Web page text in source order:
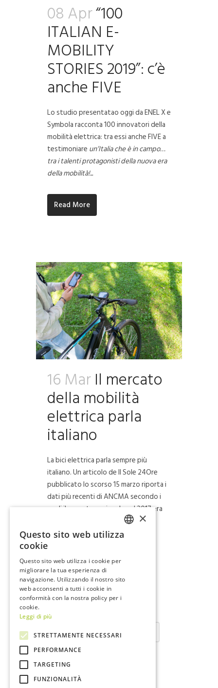
08 Apr“100
ITALIAN E-
MOBILITY
STORIES 2019”: c’è
anche FIVE
Lo studio presentatao oggi da ENEL X e
Symbola racconta 100 innovatori della
mobilità elettrica: tra essi anche FIVE a
testimoniare un’Italia che è in campo…
tra i talenti protagonisti della nuova era
della mobilità!...
Read More
16 MarIl mercato
della mobilità
elettrica parla
italiano
La bici elettrica parla sempre più
italiano. Un articolo de Il Sole 24Ore
pubblicato lo scorso 15 marzo riporta i
dati più recenti di ANCMA secondo i
quali il mercato nazionale nel 2017 era
pari a un milione e 700 mila pezzi
venduti....
Read More
1 2
×
Questo sito web utilizza
cookie
Questo sito web utilizza i cookie per
migliorare la tua esperienza di
navigazione. Utilizzando il nostro sito
web acconsenti a tutti i cookie in
conformità con la nostra policy per i
cookie.
Leggi di più
STRETTAMENTE NECESSARI
PERFORMANCE
TARGETING
FUNZIONALITÀ